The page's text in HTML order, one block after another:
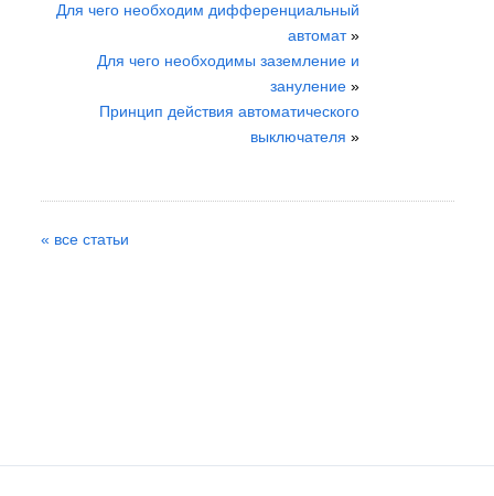
Для чего необходим дифференциальный
автомат»
Для чего необходимы заземление и
зануление»
Принцип действия автоматического
выключателя »
« все статьи